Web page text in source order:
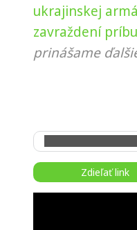
ukrajinskej
zavraždení
prinášame
Zdieľať link